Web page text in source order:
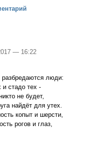
и права верующих
— 16:22
разбредаются люди:
и стадо тех -
не будет,
найдёт для утех.
копыт и шерсти,
рогов и глаз,